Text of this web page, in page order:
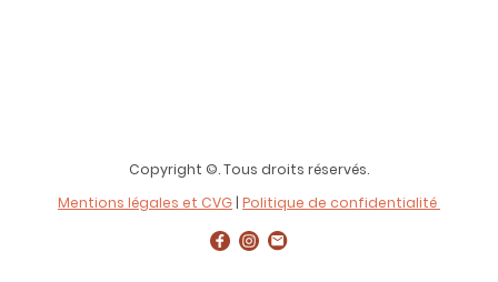
Copyright ©. Tous droits réservés.
Mentions légales et CVG | Politique de confidentialité